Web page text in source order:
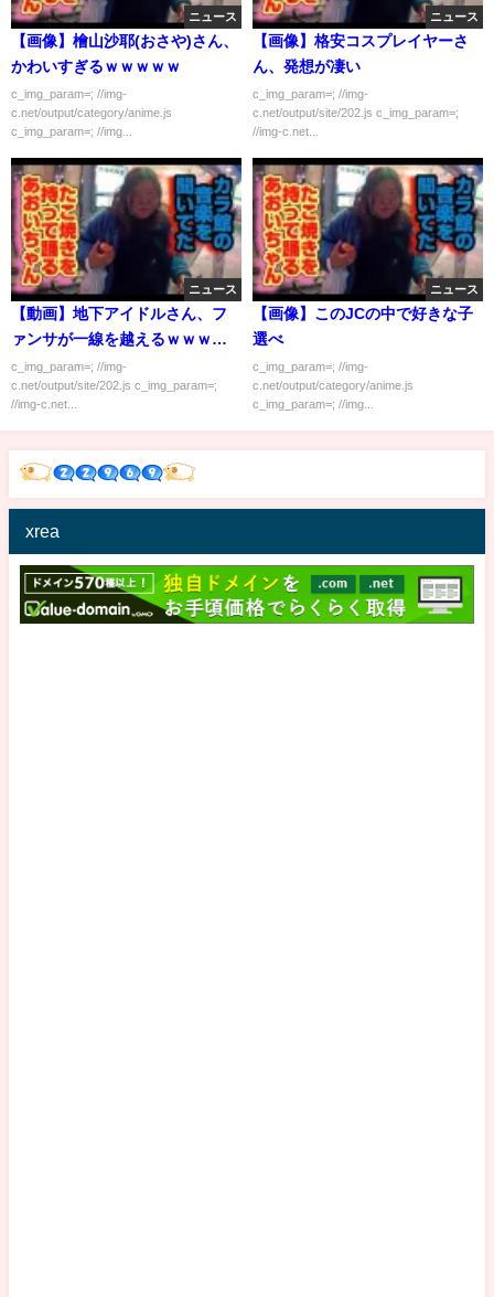
ニュース
【画像】檜山沙耶(おさや)さん、
かわいすぎるｗｗｗｗｗ
c_img_param=; //img-
c.net/output/category/anime.js
c_img_param=; //img...
ニュース
【画像】格安コスプレイヤーさ
ん、発想が凄い
c_img_param=; //img-
c.net/output/site/202.js c_img_param=;
//img-c.net...
ニュース
【動画】地下アイドルさん、フ
ァンサが一線を越えるｗｗｗｗ
ｗ
c_img_param=; //img-
c.net/output/site/202.js c_img_param=;
//img-c.net...
ニュース
【画像】このJCの中で好きな子
選べ
c_img_param=; //img-
c.net/output/category/anime.js
c_img_param=; //img...
xrea